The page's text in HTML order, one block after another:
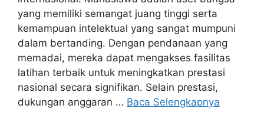
yang memiliki semangat juang tinggi serta
kemampuan intelektual yang sangat mumpuni
dalam bertanding. Dengan pendanaan yang
memadai, mereka dapat mengakses fasilitas
latihan terbaik untuk meningkatkan prestasi
nasional secara signifikan. Selain prestasi,
dukungan anggaran … Baca Selengkapnya